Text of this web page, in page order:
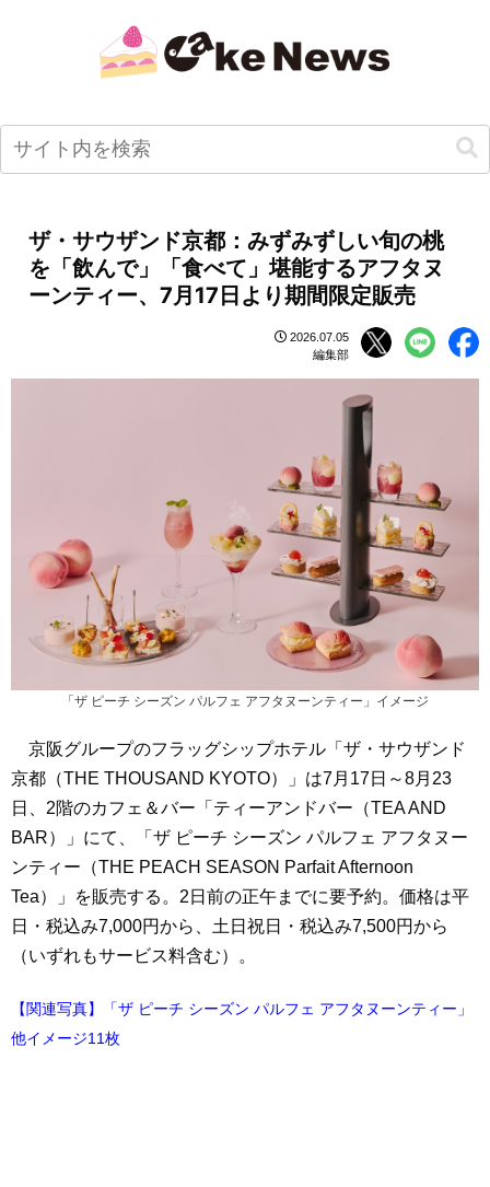
ザ・サウザンド京都：みずみずしい旬の桃
を「飲んで」「食べて」堪能するアフタヌ
ーンティー、7月17日より期間限定販売
2026.07.05
編集部
「ザ ピーチ シーズン パルフェ アフタヌーンティー」イメージ
京阪グループのフラッグシップホテル「ザ・サウザンド
京都（THE THOUSAND KYOTO）」は7月17日～8月23
日、2階のカフェ＆バー「ティーアンドバー（TEA AND
BAR）」にて、「ザ ピーチ シーズン パルフェ アフタヌー
ンティー（THE PEACH SEASON Parfait Afternoon
Tea）」を販売する。2日前の正午までに要予約。価格は平
日・税込み7,000円から、土日祝日・税込み7,500円から
（いずれもサービス料含む）。
【関連写真】「ザ ピーチ シーズン パルフェ アフタヌーンティー」
他イメージ11枚